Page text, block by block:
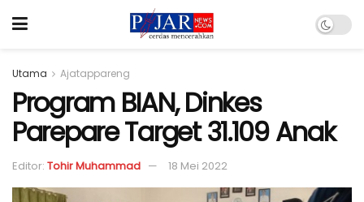
Utama Ajatappareng
Program BIAN, Dinkes
Parepare Target 31.109 Anak
Editor: Tohir Muhammad 18 Mei 2022